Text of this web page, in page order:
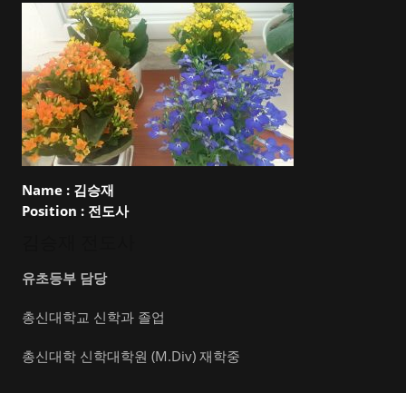
Name : 김승재
Position : 전도사
유초등부 담당
총신대학교 신학과 졸업
총신대학 신학대학원 (M.Div) 재학중